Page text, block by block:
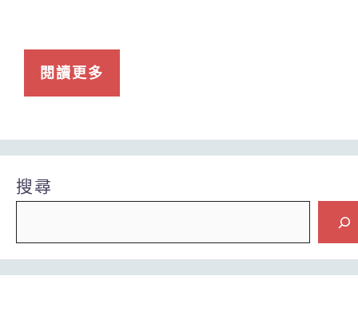
閱讀更多
搜尋